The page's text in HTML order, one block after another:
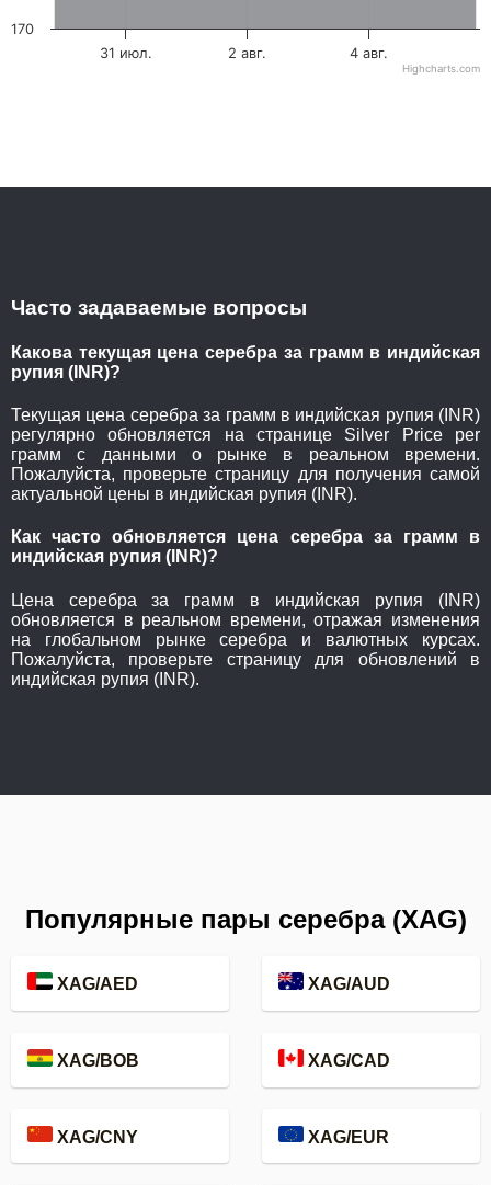
31 июл. 2 авг. 4 авг.
170
Highcharts.com
Часто задаваемые вопросы
Какова текущая цена серебра за грамм в индийская
рупия (INR)?
Текущая цена серебра за грамм в индийская рупия (INR)
регулярно обновляется на странице Silver Price per
грамм с данными о рынке в реальном времени.
Пожалуйста, проверьте страницу для получения самой
актуальной цены в индийская рупия (INR).
Как часто обновляется цена серебра за грамм в
индийская рупия (INR)?
Цена серебра за грамм в индийская рупия (INR)
обновляется в реальном времени, отражая изменения
на глобальном рынке серебра и валютных курсах.
Пожалуйста, проверьте страницу для обновлений в
индийская рупия (INR).
Популярные пары серебра (XAG)
XAG/AED XAG/AUD
XAG/BOB XAG/CAD
XAG/CNY XAG/EUR